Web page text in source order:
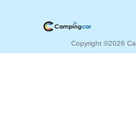
Copyright ©2026